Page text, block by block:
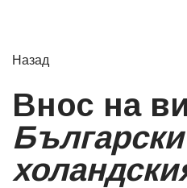
Назад
Внос на